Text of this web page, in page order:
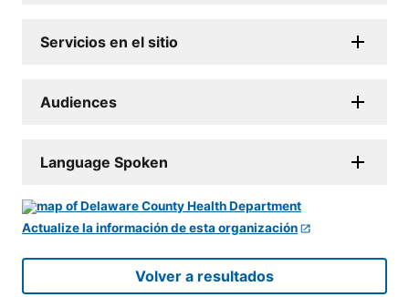
Servicios en el sitio
Audiences
Language Spoken
Actualize la información de esta organización
Volver a resultados